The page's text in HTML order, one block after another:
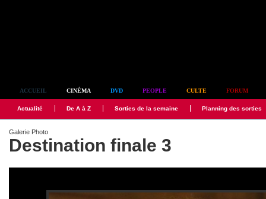
ACCUEIL CINÉMA DVD PEOPLE CULTE FORUM
Actualité De A à Z Sorties de la semaine Planning des sorties
Galerie Photo
Destination finale 3